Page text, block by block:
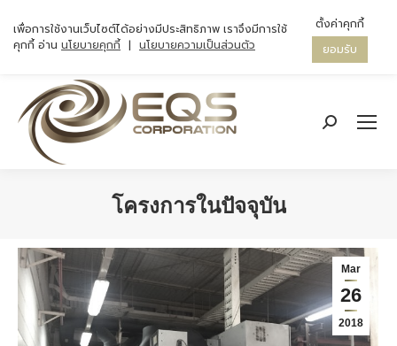
Search:
โครงการในปัจจุบัน
Mar
26
2018
เพื่อการใช้งานเว็บไซต์ได้อย่างมีประสิทธิภาพ เราจึงมีการใช้
คุกกี้ อ่าน นโยบายคุกกี้ | นโยบายความเป็นส่วนตัว
ตั้งค่าคุกกี้
ยอมรับ